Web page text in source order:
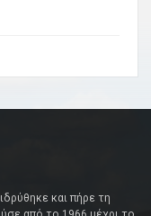
και πήρε τη